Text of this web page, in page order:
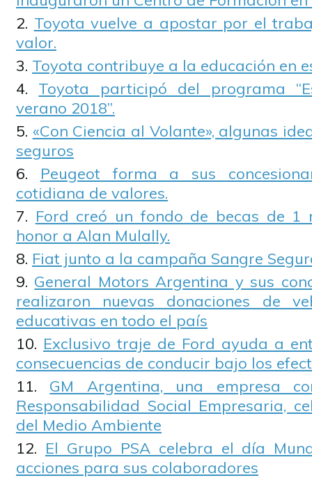
Toyota vuelve a apostar por el
valor.
Toyota contribuye a la educación en
Toyota participó del programa
verano 2018”.
«Con Ciencia al Volante», algunas
seguros
Peugeot forma a sus
cotidiana de valores.
Ford creó un fondo de becas de 1
honor a Alan Mulally.
Fiat junto a la campaña Sangre
General Motors Argentina y sus
realizaron nuevas donaciones de
educativas en todo el país
Exclusivo traje de Ford ayuda a
consecuencias de conducir bajo los
GM Argentina, una empresa
Responsabilidad Social Empresaria,
del Medio Ambiente
El Grupo PSA celebra el día
acciones para sus colaboradores